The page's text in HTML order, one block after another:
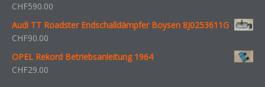
CHF590.00
Audi TT Roadster Endschalldämpfer Boysen 8J0253611G
CHF90.00
OPEL Rekord Betriebsanleitung 1964
CHF29.00